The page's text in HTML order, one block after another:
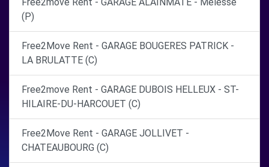
(P)
Free2Move Rent - GARAGE BOUGERES PATRICK -
LA BRULATTE (C)
Free2move Rent - GARAGE DUBOIS HELLEUX - ST-
HILAIRE-DU-HARCOUET (C)
Free2Move Rent - GARAGE JOLLIVET -
CHATEAUBOURG (C)